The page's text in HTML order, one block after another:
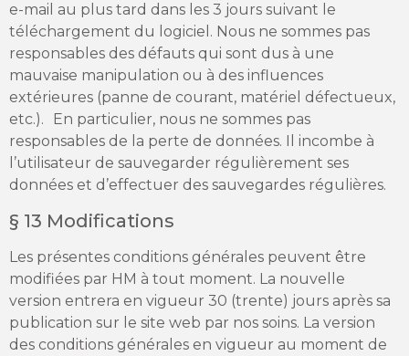
e-mail au plus tard dans les 3 jours suivant le
téléchargement du logiciel. Nous ne sommes pas
responsables des défauts qui sont dus à une
mauvaise manipulation ou à des influences
extérieures (panne de courant, matériel défectueux,
etc.). En particulier, nous ne sommes pas
responsables de la perte de données. Il incombe à
l’utilisateur de sauvegarder régulièrement ses
données et d’effectuer des sauvegardes régulières.
§ 13 Modifications
Les présentes conditions générales peuvent être
modifiées par HM à tout moment. La nouvelle
version entrera en vigueur 30 (trente) jours après sa
publication sur le site web par nos soins. La version
des conditions générales en vigueur au moment de